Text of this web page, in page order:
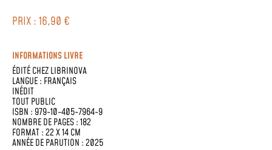
PRIX : 16,90 €
INFORMATIONS LIVRE
ÉDITÉ CHEZLIBRINOVA
LANGUE : FRANÇAIS
INÉDIT
TOUT PUBLIC
ISBN : 979-10-405-7964-9
NOMBRE DE PAGES : 182
FORMAT : 22 X 14 CM
ANNÉE DE PARUTION : 2025